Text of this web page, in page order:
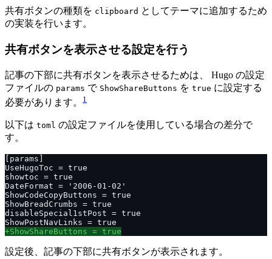
共有ボタンの種類を clipboard としてテーマに追加するため
の実装を行います。
共有ボタンを表示させる設定を行う
記事の下部に共有ボタンを表示させるためは、 Hugo の設定
ファイルの params で ShowShareButtons を true に設定する
必要があります。
1
以下は toml の設定ファイルを使用している場合の差分で
す。
設定後、記事の下部に共有ボタンが表示されます。